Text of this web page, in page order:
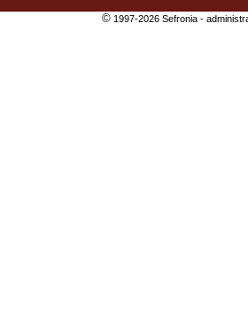
©1997-2026 Sefronia -